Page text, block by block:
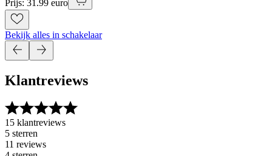
Prijs: 31.99 euro
Bekijk alles in schakelaar
Klantreviews
15 klantreviews
5 sterren
11 reviews